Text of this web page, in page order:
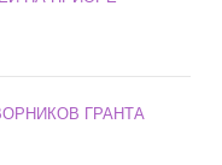
ГРАНТА